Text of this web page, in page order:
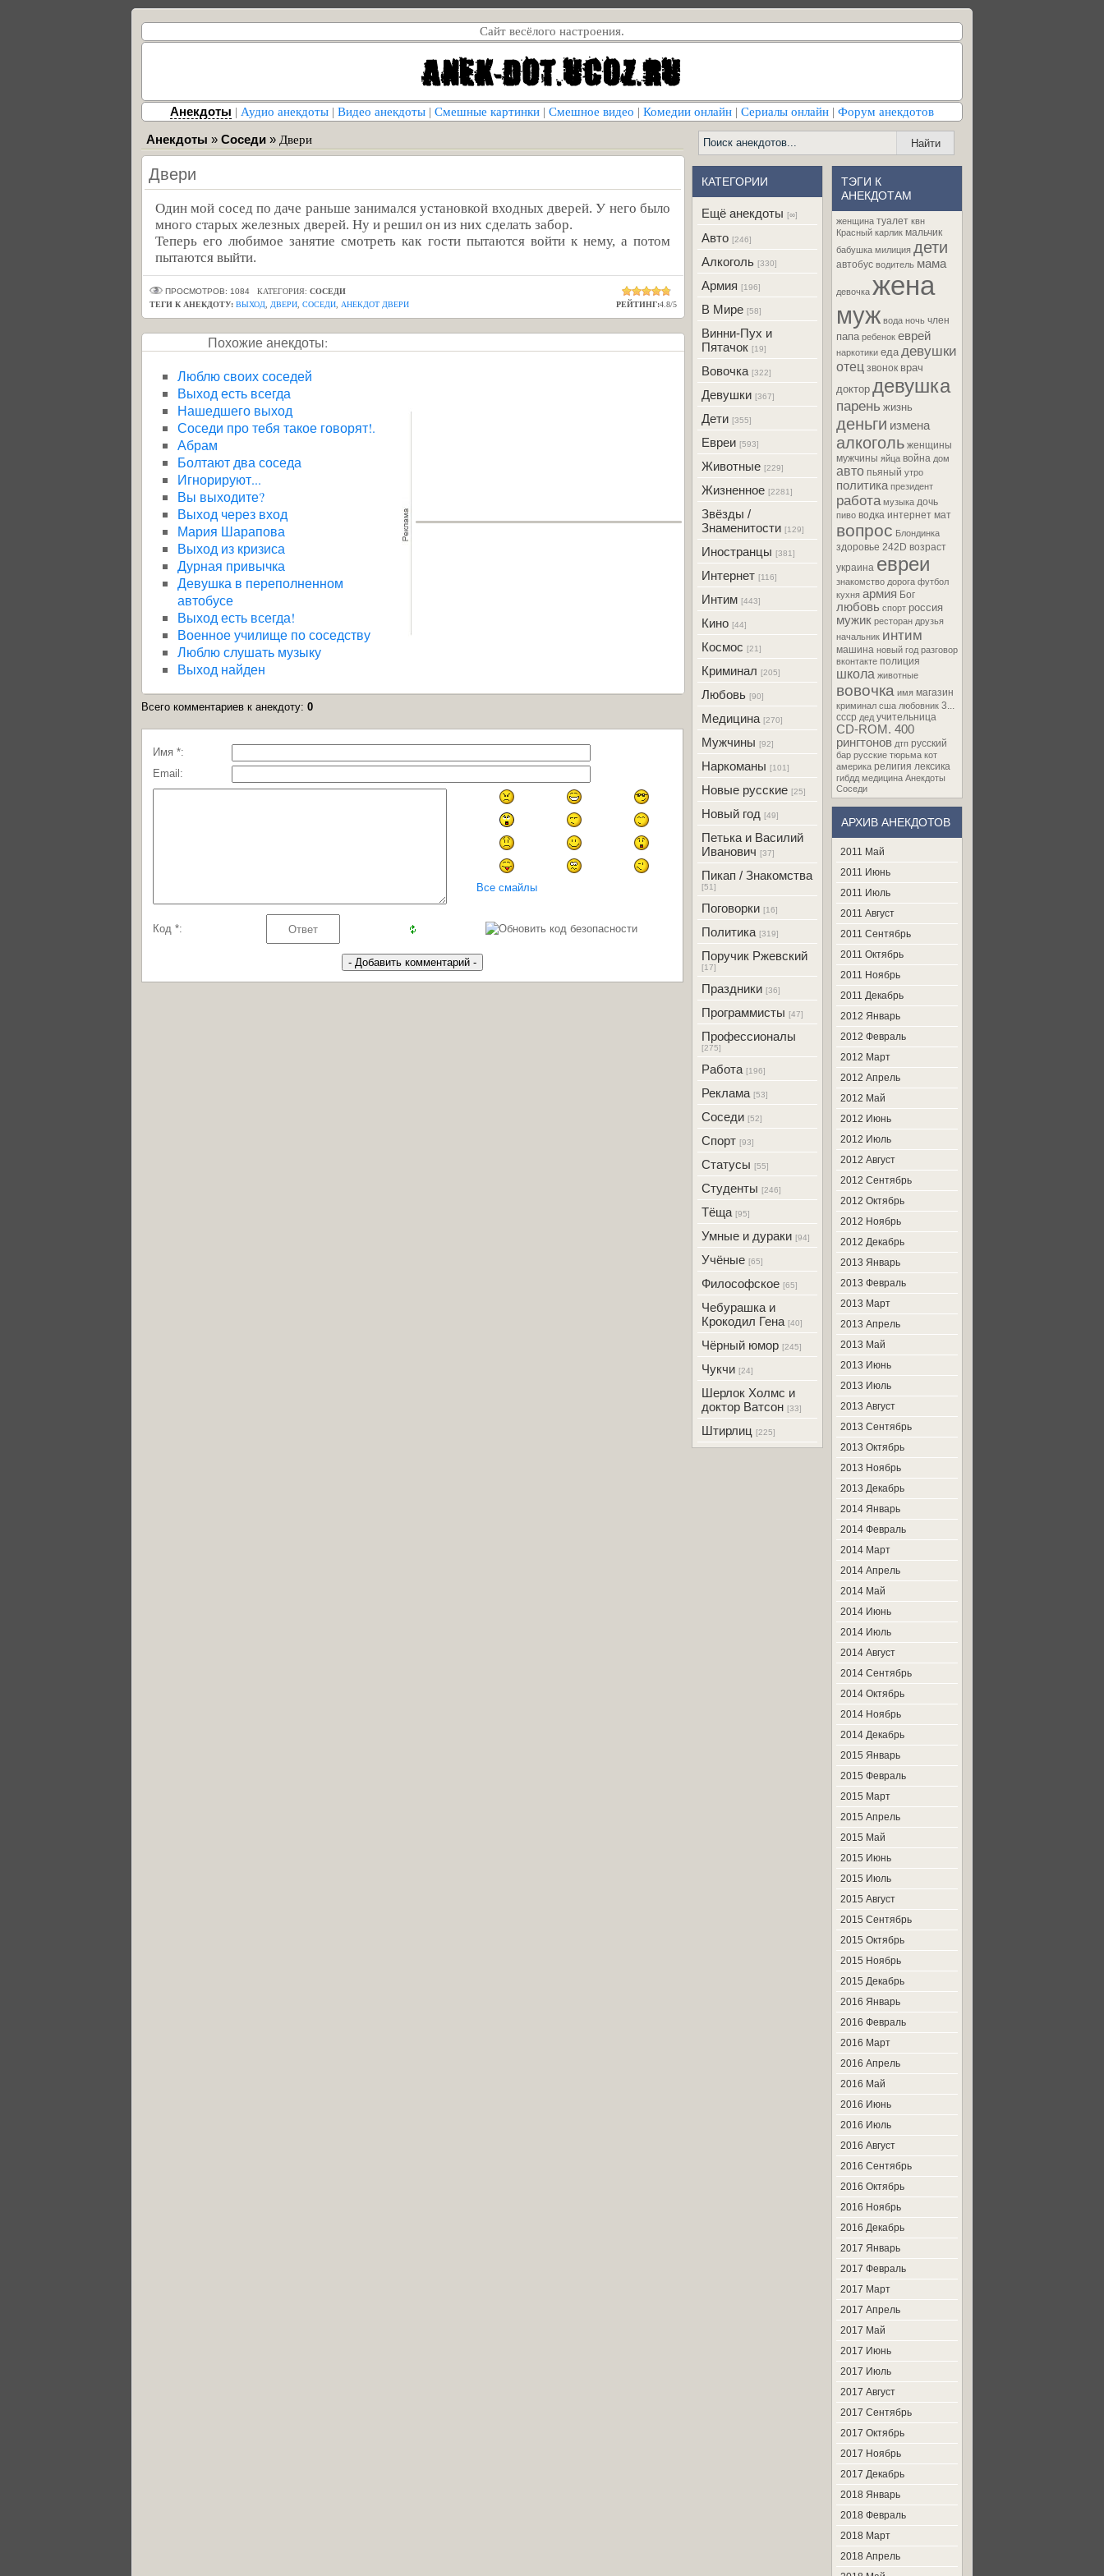
Сайт весёлого настроения.
Анекдоты | Аудио анекдоты | Видео анекдоты | Смешные картинки | Смешное видео | Комедии онлайн | Сериалы онлайн | Форум анекдотов
Анекдоты » Соседи » Двери
Двери
Один мой сосед по даче раньше занимался установкой входных дверей. У него было
много старых железных дверей. Ну и решил он из них сделать забор.
Теперь его любимое занятие смотреть как гости пытаются войти к нему, а потом
пытаются выйти.
ПРОСМОТРОВ: 1084 КАТЕГОРИЯ: СОСЕДИ
ТЕГИ К АНЕКДОТУ: ВЫХОД ДВЕРИ СОСЕДИ АНЕКДОТ ДВЕРИ РЕЙТИНГ:4.8/5
Похожие анекдоты:
Люблю своих соседей
Выход есть всегда
Нашедшего выход
Соседи про тебя такое говорят!.
Абрам
Болтают два соседа
Игнорируют...
Вы выходите?
Выход через вход
Мария Шарапова
Выход из кризиса
Дурная привычка
Девушка в переполненном
автобусе
Выход есть всегда!
Военное училище по соседству
Люблю слушать музыку
Выход найден
Всего комментариев к анекдоту: 0
Имя *:
Email:
Все смайлы
Код *:
КАТЕГОРИИ
Ещё анекдоты [∞]
Авто [246]
Алкоголь [330]
Армия [196]
В Мире [58]
Винни-Пух и
Пятачок [19]
Вовочка [322]
Девушки [367]
Дети [355]
Евреи [593]
Животные [229]
Жизненное [2281]
Звёзды /
Знаменитости [129]
Иностранцы [381]
Интернет [116]
Интим [443]
Кино [44]
Космос [21]
Криминал [205]
Любовь [90]
Медицина [270]
Мужчины [92]
Наркоманы [101]
Новые русские [25]
Новый год [49]
Петька и Василий
Иванович [37]
Пикап / Знакомства
[51]
Поговорки [16]
Политика [319]
Поручик Ржевский
[17]
Праздники [36]
Программисты [47]
Профессионалы
[275]
Работа [196]
Реклама [53]
Соседи [52]
Спорт [93]
Статусы [55]
Студенты [246]
Тёща [95]
Умные и дураки [94]
Учёные [65]
Философское [65]
Чебурашка и
Крокодил Гена [40]
Чёрный юмор [245]
Чукчи [24]
Шерлок Холмс и
доктор Ватсон [33]
Штирлиц [225]
ТЭГИ К
АНЕКДОТАМ
женщина туалет квн
Красный карлик мальчик
бабушка милиция дети
автобус водитель мама
девочка жена
муж вода ночь член
папа ребенок еврей
наркотики еда девушки
отец звонок врач
доктор девушка
парень жизнь
деньги измена
алкоголь женщины
мужчины яйца война дом
авто пьяный утро
политика президент
работа музыка дочь
пиво водка интернет мат
вопрос Блондинка
здоровье 242D возраст
украина евреи
знакомство дорога футбол
кухня армия Бог
любовь спорт россия
мужик ресторан друзья
начальник интим
машина новый год разговор
вконтакте полиция
школа животные
вовочка имя магазин
криминал сша любовник 3...
ссср дед учительница
CD-ROM. 400
рингтонов дтп русский
бар русские тюрьма кот
америка религия лексика
гибдд медицина Анекдоты
Соседи
АРХИВ АНЕКДОТОВ
2011 Май
2011 Июнь
2011 Июль
2011 Август
2011 Сентябрь
2011 Октябрь
2011 Ноябрь
2011 Декабрь
2012 Январь
2012 Февраль
2012 Март
2012 Апрель
2012 Май
2012 Июнь
2012 Июль
2012 Август
2012 Сентябрь
2012 Октябрь
2012 Ноябрь
2012 Декабрь
2013 Январь
2013 Февраль
2013 Март
2013 Апрель
2013 Май
2013 Июнь
2013 Июль
2013 Август
2013 Сентябрь
2013 Октябрь
2013 Ноябрь
2013 Декабрь
2014 Январь
2014 Февраль
2014 Март
2014 Апрель
2014 Май
2014 Июнь
2014 Июль
2014 Август
2014 Сентябрь
2014 Октябрь
2014 Ноябрь
2014 Декабрь
2015 Январь
2015 Февраль
2015 Март
2015 Апрель
2015 Май
2015 Июнь
2015 Июль
2015 Август
2015 Сентябрь
2015 Октябрь
2015 Ноябрь
2015 Декабрь
2016 Январь
2016 Февраль
2016 Март
2016 Апрель
2016 Май
2016 Июнь
2016 Июль
2016 Август
2016 Сентябрь
2016 Октябрь
2016 Ноябрь
2016 Декабрь
2017 Январь
2017 Февраль
2017 Март
2017 Апрель
2017 Май
2017 Июнь
2017 Июль
2017 Август
2017 Сентябрь
2017 Октябрь
2017 Ноябрь
2017 Декабрь
2018 Январь
2018 Февраль
2018 Март
2018 Апрель